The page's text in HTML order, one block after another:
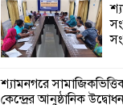
শ্যামনগরে
কেন্দ্রের আনুষ্ঠানিক